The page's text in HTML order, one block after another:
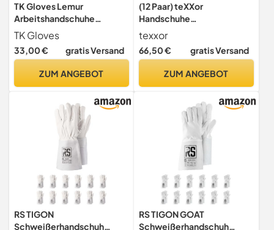
TK Gloves Lemur
Arbeitshandschuhe
Montage-Handschuhe aus
Leder/Größe 11, 12 Paar/aus
enarbtem Ziegenleder
schuhe
TK Gloves
33,00 € gratis Versand
ZUM ANGEBOT
(12 Paar) teXXor
Handschuhe
Schweißerhandschuhe
Argon III 12 x beige XL/10
texxor
66,50 € gratis Versand
ZUM ANGEBOT
RS TIGON
Schweißerhandschuh
RS TIGON GOAT
Schweißerhandschuh